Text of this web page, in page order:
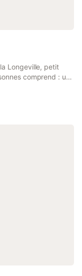
Longeville, petit
comprend : une
chambres, une
Activités : chemin